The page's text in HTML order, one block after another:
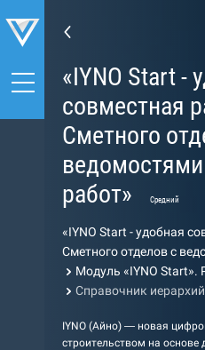
«IYNO Start -
совместная
Сметного
работ»
Средний
«IYNO Start - удобная
Сметного отделов с
Модуль «IYNO Start».
Справочник
IYNO (Айно) — новая
строительством на основе